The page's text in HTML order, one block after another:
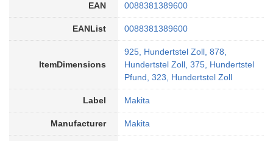
EAN 0088381389600
EANList 0088381389600
ItemDimensions
925, Hundertstel Zoll, 878,
Hundertstel Zoll, 375, Hundertstel
Pfund, 323, Hundertstel Zoll
Label Makita
Manufacturer Makita